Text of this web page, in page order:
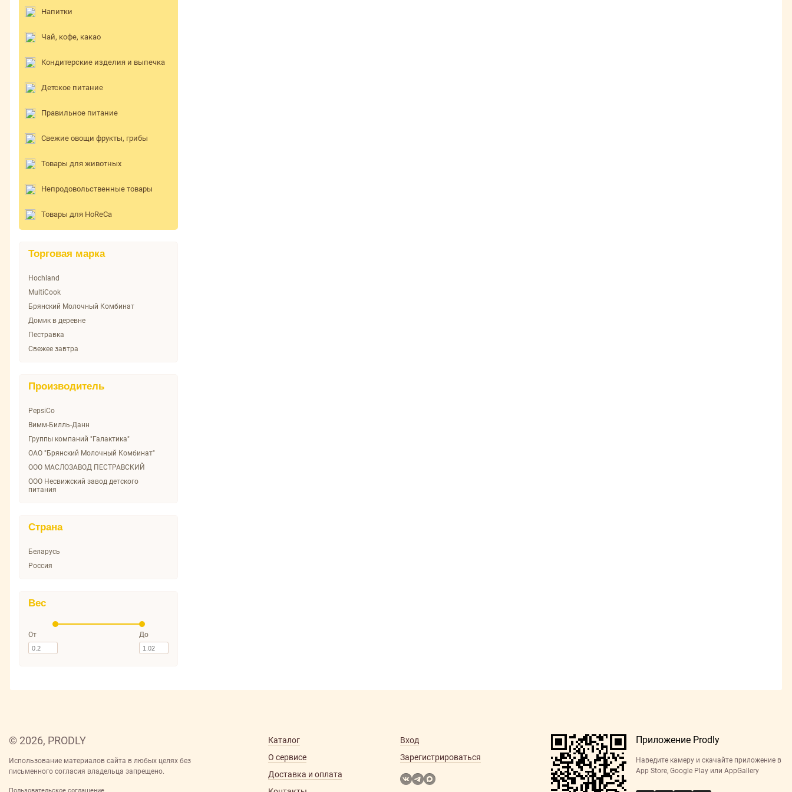
Напитки
Чай, кофе, какао
Кондитерские изделия и выпечка
Детское питание
Правильное питание
Свежие овощи фрукты, грибы
Товары для животных
Непродовольственные товары
Товары для HoReCa
Торговая марка
Hochland
MultiCook
Брянский Молочный Комбинат
Домик в деревне
Пестравка
Свежее завтра
Производитель
PepsiCo
Вимм-Билль-Данн
Группы компаний "Галактика"
ОАО "Брянский Молочный Комбинат"
ООО МАСЛОЗАВОД ПЕСТРАВСКИЙ
ООО Несвижский завод детского
питания
Страна
Беларусь
Россия
Вес
От До
© 2026, PRODLY
Использование материалов сайта в любых целях без
письменного согласия владельца запрещено.
Каталог
О сервисе
Доставка и оплата
Вход
Зарегистрироваться
Приложение Prodly
Наведите камеру и скачайте приложение в
App Store, Google Play или AppGallery